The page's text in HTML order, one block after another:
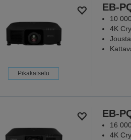
Pikakatselu
EB-
10
4K
EB-
16
4K